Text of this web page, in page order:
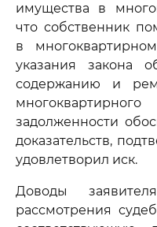
имущества в
что собственник
в
указания закона
содержанию и
задолженности
доказательств,
удовлетворил иск.
Доводы
рассмотрения